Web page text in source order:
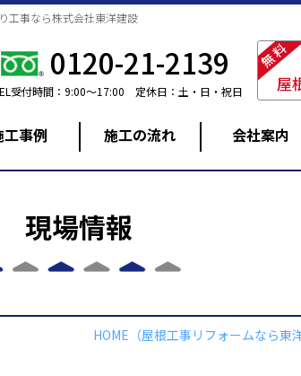
工事なら株式会社東洋建設
0120-21-2139
受付時間：9:00～17:00 定休日：土・日・祝日
無料
屋
工事例 施工の流れ 会社案内
外壁塗装
現場情報
HOME （屋根工事リフォームなら東